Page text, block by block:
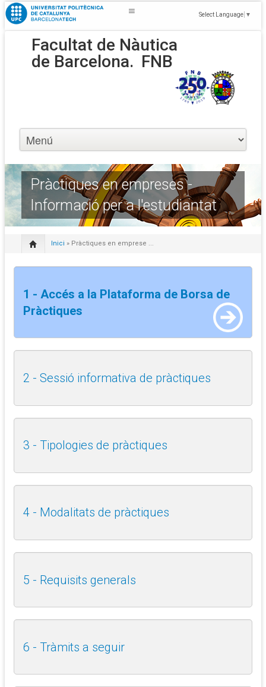
Select Language ▼
Facultat de Nàutica
de Barcelona. FNB
Pràctiques en empreses -
Informació per a l'estudiantat
Inici » Pràctiques en emprese ...
1 - Accés a la Plataforma de Borsa de
Pràctiques
2 - Sessió informativa de pràctiques
3 - Tipologies de pràctiques
4 - Modalitats de pràctiques
5 - Requisits generals
6 - Tràmits a seguir